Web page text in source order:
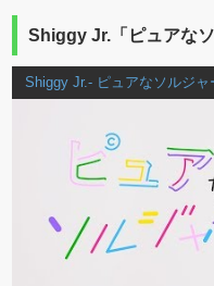
Shiggy Jr.「ピュアなソ
Shiggy Jr.- ピュアなソルジャ